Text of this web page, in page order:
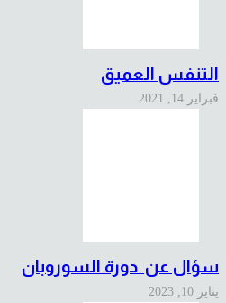
التنفس العميق
فبراير 14, 2021
سؤال عن دورة السوروبان
يناير 10, 2023